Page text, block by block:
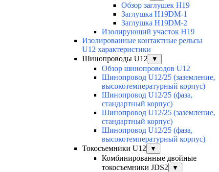
Обзор заглушек H19
Заглушка H19DM-1
Заглушка H19DM-2
Изолирующий участок H19
Изолированные контактные рельсы
U12 характеристики
Шинопроводы U12
▼
Обзор шинопроводов U12
Шинопровод U12/25 (заземление,
высокотемпературный корпус)
Шинопровод U12/25 (фаза,
стандартный корпус)
Шинопровод U12/25 (заземление,
стандартный корпус)
Шинопровод U12/25 (фаза,
высокотемпературный корпус)
Токосъемники U12
▼
Комбинированные двойные
токосъемники JDS2
▼